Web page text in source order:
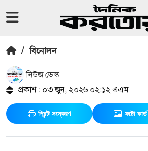
/ বিনোদন
নিউজ ডেস্ক
প্রকাশ : ০৩ জুন, ২০২৬ ০২:১২ এএম
প্রিন্ট সংস্করণ ফটো কার্ড